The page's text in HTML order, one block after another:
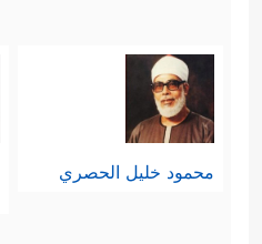
محمود خليل الحصري